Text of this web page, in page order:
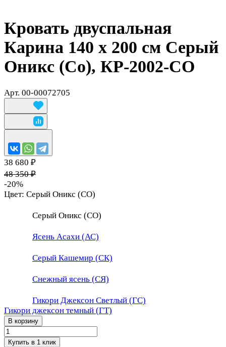
Кровать двуспальная
Карина 140 х 200 см Серый
Оникс (Со), КР-2002-СО
Арт. 00-00072705
38 680 ₽
48 350 ₽
-20%
Цвет: Серый Оникс (СО)
Серый Оникс (СО)
Ясень Асахи (АС)
Серый Кашемир (СК)
Снежный ясень (СЯ)
Гикори Джексон Светлый (ГС)
Гикори джексон темный (ГТ)
В корзину
Купить в 1 клик